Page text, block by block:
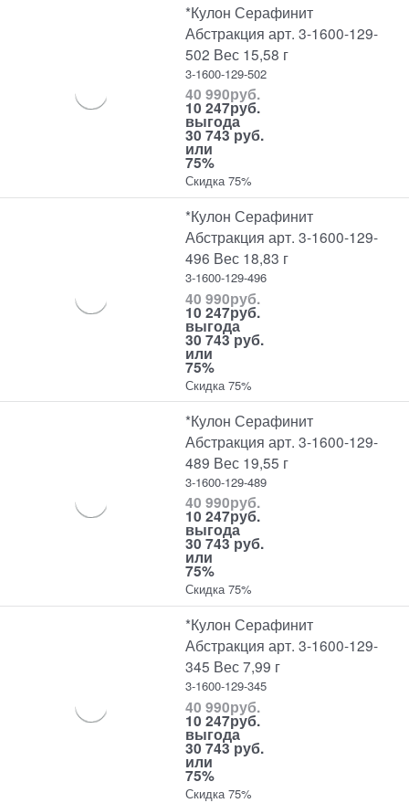
*Кулон Серафинит
Абстракция арт. 3-1600-129-
502 Вес 15,58 г
3-1600-129-502
40 990руб.
10 247руб.
выгода
30 743 руб.
или
75%
Скидка 75%
*Кулон Серафинит
Абстракция арт. 3-1600-129-
496 Вес 18,83 г
3-1600-129-496
40 990руб.
10 247руб.
выгода
30 743 руб.
или
75%
Скидка 75%
*Кулон Серафинит
Абстракция арт. 3-1600-129-
489 Вес 19,55 г
3-1600-129-489
40 990руб.
10 247руб.
выгода
30 743 руб.
или
75%
Скидка 75%
*Кулон Серафинит
Абстракция арт. 3-1600-129-
345 Вес 7,99 г
3-1600-129-345
40 990руб.
10 247руб.
выгода
30 743 руб.
или
75%
Скидка 75%